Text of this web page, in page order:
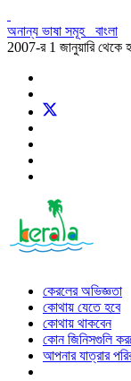
অনান্য ভাষা সমূহ
বাংলা
2007-র 1 জানুয়ারি থেকে
কেরলের অভিজ্ঞতা
কোথায় যেতে হবে
কোথায় থাকবেন
কোন জিনিসগুলি
আপনার যাত্রার